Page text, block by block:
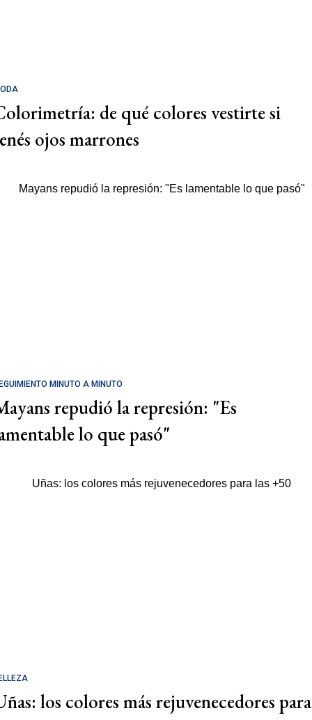
de qué colores vestirte si
ojos marrones
MINUTO A MINUTO
repudió la represión: "Es
lo que pasó"
los colores más rejuvenecedores para